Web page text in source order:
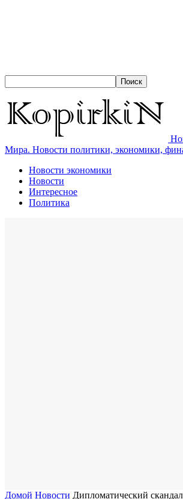
Мира. Новости политики, экономики,
Новости экономики
Новости
Интересное
Политика
Домой Новости Дипломатический